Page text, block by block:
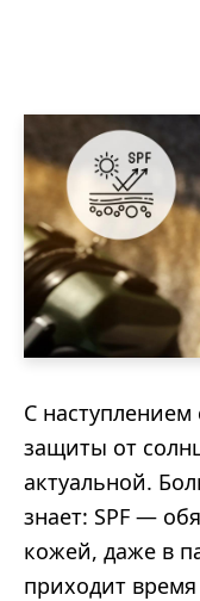
С наступлением
защиты от
актуальной.
знает: SPF —
кожей, даже в
приходит